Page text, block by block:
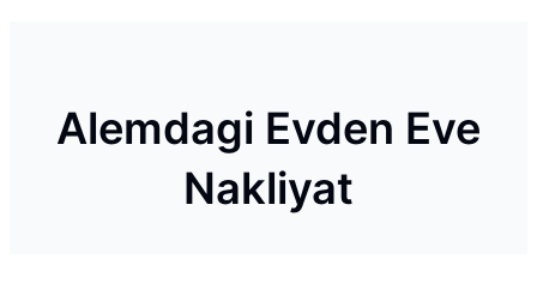
Alemdagi Evden Eve
Nakliyat